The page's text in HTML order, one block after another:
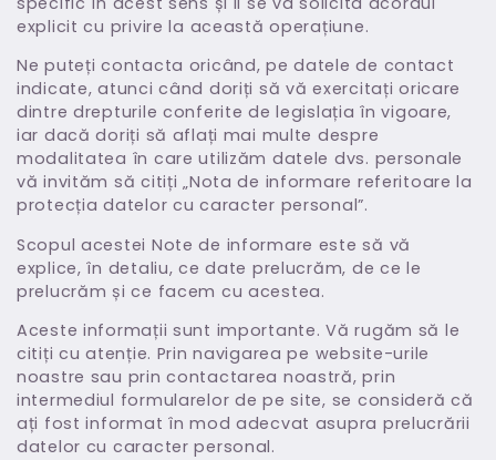
explicit cu privire la această operațiune.
Ne puteți contacta oricând, pe datele de contact
indicate, atunci când doriți să vă exercitați oricare
dintre drepturile conferite de legislația în vigoare,
iar dacă doriți să aflați mai multe despre
modalitatea în care utilizăm datele dvs. personale
vă invităm să citiți „Nota de informare referitoare la
protecția datelor cu caracter personal”.
Scopul acestei Note de informare este să vă
explice, în detaliu, ce date prelucrăm, de ce le
prelucrăm și ce facem cu acestea.
Aceste informații sunt importante. Vă rugăm să le
citiți cu atenție. Prin navigarea pe website-urile
noastre sau prin contactarea noastră, prin
intermediul formularelor de pe site, se consideră că
ați fost informat în mod adecvat asupra prelucrării
datelor cu caracter personal.